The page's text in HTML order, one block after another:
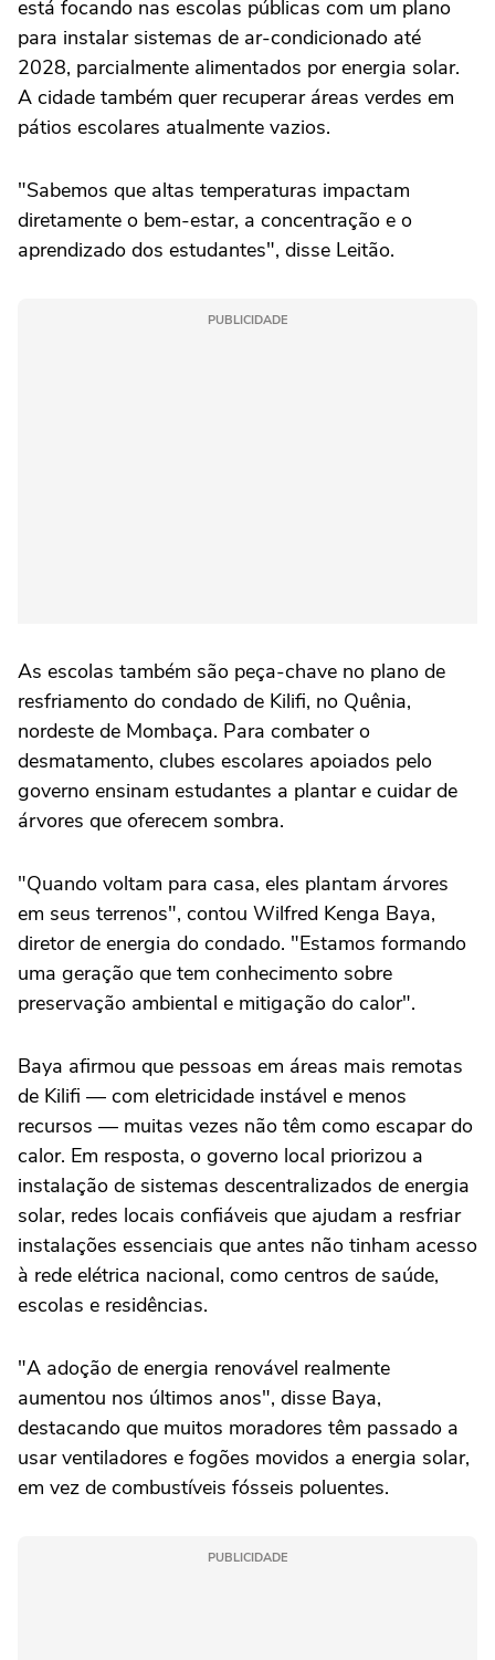
está focando nas escolas públicas com um plano
para instalar sistemas de ar-condicionado até
2028, parcialmente alimentados por energia solar.
A cidade também quer recuperar áreas verdes em
pátios escolares atualmente vazios.
"Sabemos que altas temperaturas impactam
diretamente o bem-estar, a concentração e o
aprendizado dos estudantes", disse Leitão.
PUBLICIDADE
As escolas também são peça-chave no plano de
resfriamento do condado de Kilifi, no Quênia,
nordeste de Mombaça. Para combater o
desmatamento, clubes escolares apoiados pelo
governo ensinam estudantes a plantar e cuidar de
árvores que oferecem sombra.
"Quando voltam para casa, eles plantam árvores
em seus terrenos", contou Wilfred Kenga Baya,
diretor de energia do condado. "Estamos formando
uma geração que tem conhecimento sobre
preservação ambiental e mitigação do calor".
Baya afirmou que pessoas em áreas mais remotas
de Kilifi — com eletricidade instável e menos
recursos — muitas vezes não têm como escapar do
calor. Em resposta, o governo local priorizou a
instalação de sistemas descentralizados de energia
solar, redes locais confiáveis que ajudam a resfriar
instalações essenciais que antes não tinham acesso
à rede elétrica nacional, como centros de saúde,
escolas e residências.
"A adoção de energia renovável realmente
aumentou nos últimos anos", disse Baya,
destacando que muitos moradores têm passado a
usar ventiladores e fogões movidos a energia solar,
em vez de combustíveis fósseis poluentes.
PUBLICIDADE